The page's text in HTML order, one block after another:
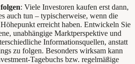
: Viele Investoren kaufen erst dann,
auch tun – typischerweise, wenn die
erreicht haben. Entwickeln Sie
unabhängige Marktperspektive und
Informationsquellen, anstatt
zu folgen. Besonders wirksam kann
Tagebuchs bzw. regelmäßige